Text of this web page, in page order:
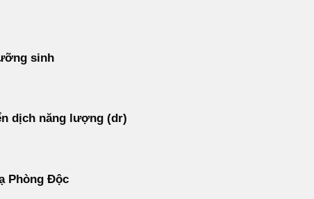
sinh
dịch năng lượng (dr)
Phòng Độc